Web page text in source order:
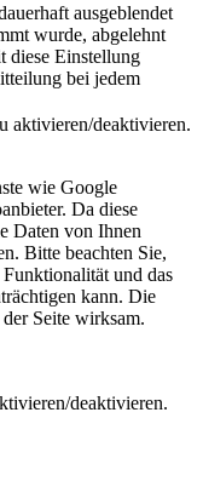
ausgeblendet
wurde, abgelehnt
diese Einstellung
bei jedem
aktivieren/deaktivieren.
wie Google
Da diese
Daten von Ihnen
Bitte beachten Sie,
und das
kann. Die
Seite wirksam.
deaktivieren.